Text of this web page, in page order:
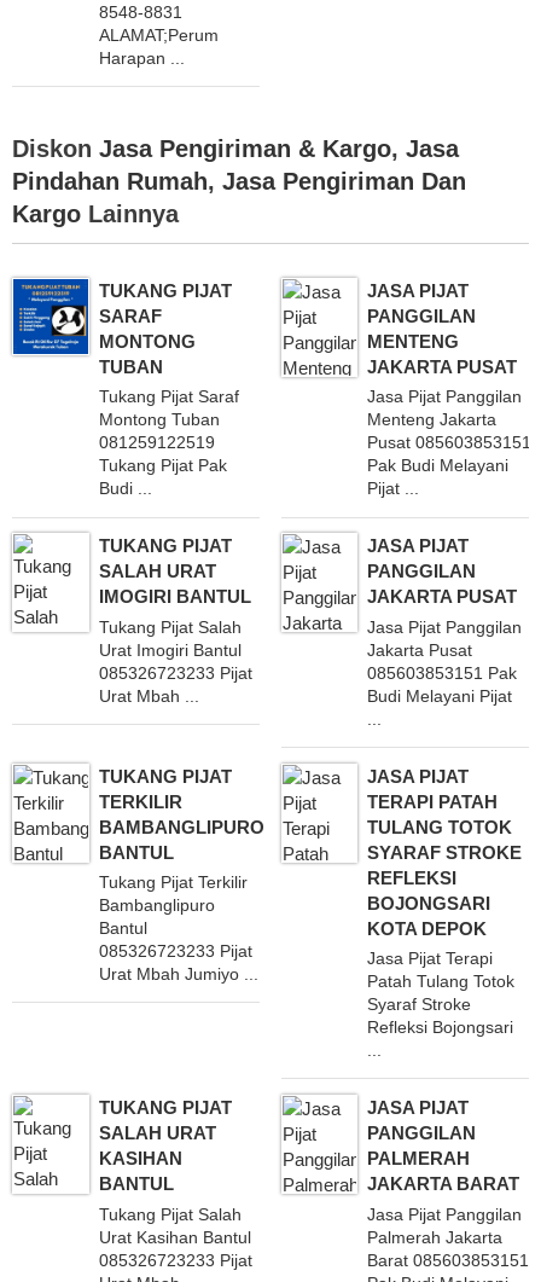
8548-8831
ALAMAT;Perum
Harapan ...
Diskon Jasa Pengiriman & Kargo, Jasa
Pindahan Rumah, Jasa Pengiriman Dan
Kargo Lainnya
TUKANG PIJAT
SARAF
MONTONG
TUBAN
Tukang Pijat Saraf
Montong Tuban
081259122519
Tukang Pijat Pak
Budi ...
JASA PIJAT
PANGGILAN
MENTENG
JAKARTA PUSAT
Jasa Pijat Panggilan
Menteng Jakarta
Pusat 085603853151
Pak Budi Melayani
Pijat ...
TUKANG PIJAT
SALAH URAT
IMOGIRI BANTUL
Tukang Pijat Salah
Urat Imogiri Bantul
085326723233 Pijat
Urat Mbah ...
JASA PIJAT
PANGGILAN
JAKARTA PUSAT
Jasa Pijat Panggilan
Jakarta Pusat
085603853151 Pak
Budi Melayani Pijat
TUKANG PIJAT
TERKILIR
BAMBANGLIPURO
BANTUL
Tukang Pijat Terkilir
Bambanglipuro
Bantul
085326723233 Pijat
Urat Mbah Jumiyo ...
JASA PIJAT
TERAPI PATAH
TULANG TOTOK
SYARAF STROKE
REFLEKSI
BOJONGSARI
KOTA DEPOK
Jasa Pijat Terapi
Patah Tulang Totok
Syaraf Stroke
Refleksi Bojongsari
...
TUKANG PIJAT
SALAH URAT
KASIHAN
BANTUL
Tukang Pijat Salah
Urat Kasihan Bantul
085326723233 Pijat
JASA PIJAT
PANGGILAN
PALMERAH
JAKARTA BARAT
Jasa Pijat Panggilan
Palmerah Jakarta
Barat 085603853151